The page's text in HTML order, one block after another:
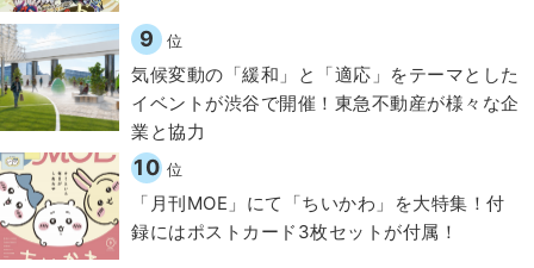
9 位
気候変動の「緩和」と「適応」をテーマとした
イベントが渋谷で開催！東急不動産が様々な企
業と協力
10 位
「月刊MOE」にて「ちいかわ」を大特集！付
録にはポストカード3枚セットが付属！